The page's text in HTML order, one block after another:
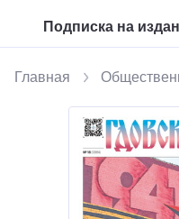
Подписка на
Главная